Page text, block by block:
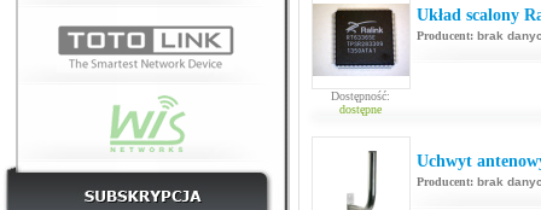
Dostępność:
dostępne
Układ scalony
Producent: brak
Uchwyt
Producent: brak